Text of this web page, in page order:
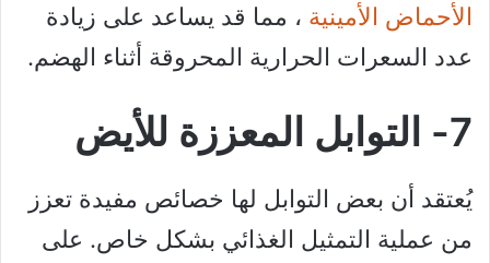
الأحماض الأمينية ، مما قد يساعد على زيادة
عدد السعرات الحرارية المحروقة أثناء الهضم.
7- التوابل المعززة للأيض
يُعتقد أن بعض التوابل لها خصائص مفيدة تعزز
من عملية التمثيل الغذائي بشكل خاص. على